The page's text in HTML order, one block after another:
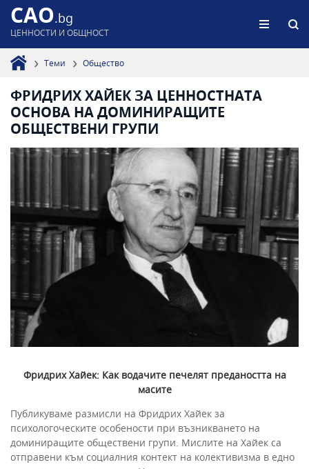
CAO.bg
ЦЕННОСТИ И ОБЩНОСТ
Теми Общество
ФРИДРИХ ХАЙЕК ЗА ЦЕННОСТНАТА
ОСНОВА НА ДОМИНИРАЩИТЕ
ОБЩЕСТВЕНИ ГРУПИ
Фридрих Хайек: Как водачите печелят предаността на
масите
Публикуваме размисли на Фридрих Хайек за
психологоческите особености при възникването на
доминиращите обществени групи. Мислите на Хайек са
отправени към социалния контект на колективизма в едно